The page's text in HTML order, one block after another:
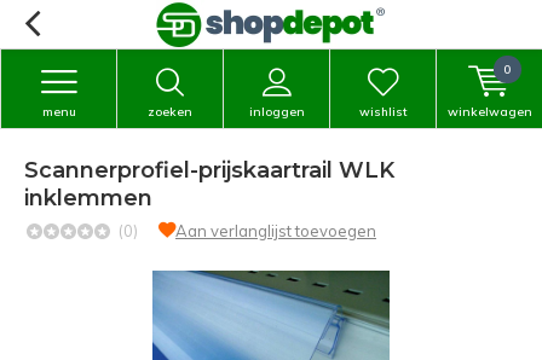
zoeken inloggen
menu wishlist winkelwagen
0
Scannerprofiel-prijskaartrail WLK
inklemmen
(0) Aan verlanglijst toevoegen